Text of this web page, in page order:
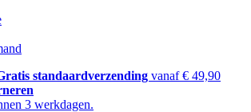
standaardverzending vanaf € 49,90
3 werkdagen.